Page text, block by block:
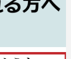
動画20選